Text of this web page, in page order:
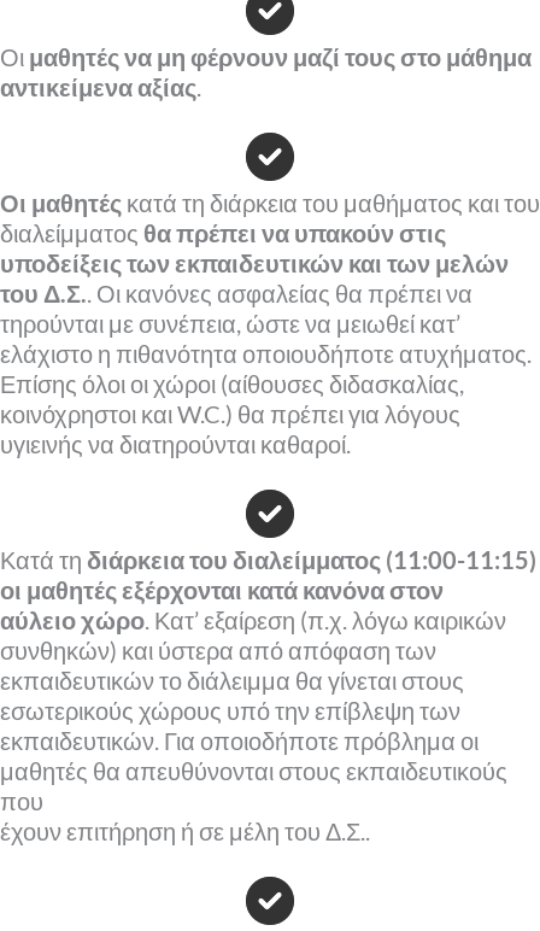
Οι μαθητές να μη φέρνουν μαζί τους στο μάθημα
αντικείμενα αξίας.
Οι μαθητές κατά τη διάρκεια του μαθήματος και του
διαλείμματος θα πρέπει να υπακούν στις
υποδείξεις των εκπαιδευτικών και των μελών
του Δ.Σ.. Οι κανόνες ασφαλείας θα πρέπει να
τηρούνται με συνέπεια, ώστε να μειωθεί κατ’
ελάχιστο η πιθανότητα οποιουδήποτε ατυχήματος.
Επίσης όλοι οι χώροι (αίθουσες διδασκαλίας,
κοινόχρηστοι και W.C.) θα πρέπει για λόγους
υγιεινής να διατηρούνται καθαροί.
Κατά τη διάρκεια του διαλείμματος (11:00-11:15)
οι μαθητές εξέρχονται κατά κανόνα στον
αύλειο χώρο. Κατ’ εξαίρεση (π.χ. λόγω καιρικών
συνθηκών) και ύστερα από απόφαση των
εκπαιδευτικών το διάλειμμα θα γίνεται στους
εσωτερικούς χώρους υπό την επίβλεψη των
εκπαιδευτικών. Για οποιοδήποτε πρόβλημα οι
μαθητές θα απευθύνονται στους εκπαιδευτικούς
που
έχουν επιτήρηση ή σε μέλη του Δ.Σ..